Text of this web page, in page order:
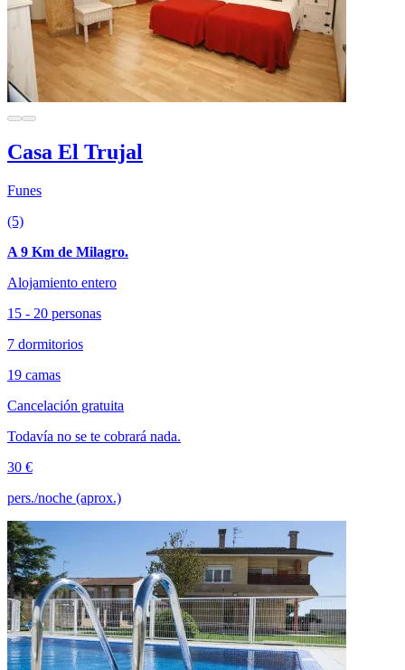
Casa El Trujal
Funes
(5)
A 9 Km de Milagro.
Alojamiento entero
15 - 20 personas
7 dormitorios
19 camas
Cancelación gratuita
Todavía no se te cobrará nada.
30 €
pers./noche (aprox.)